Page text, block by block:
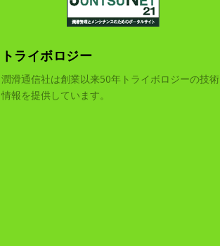
トライボロジー
潤滑通信社は創業以来50年トライボロジーの技術
情報を提供しています。